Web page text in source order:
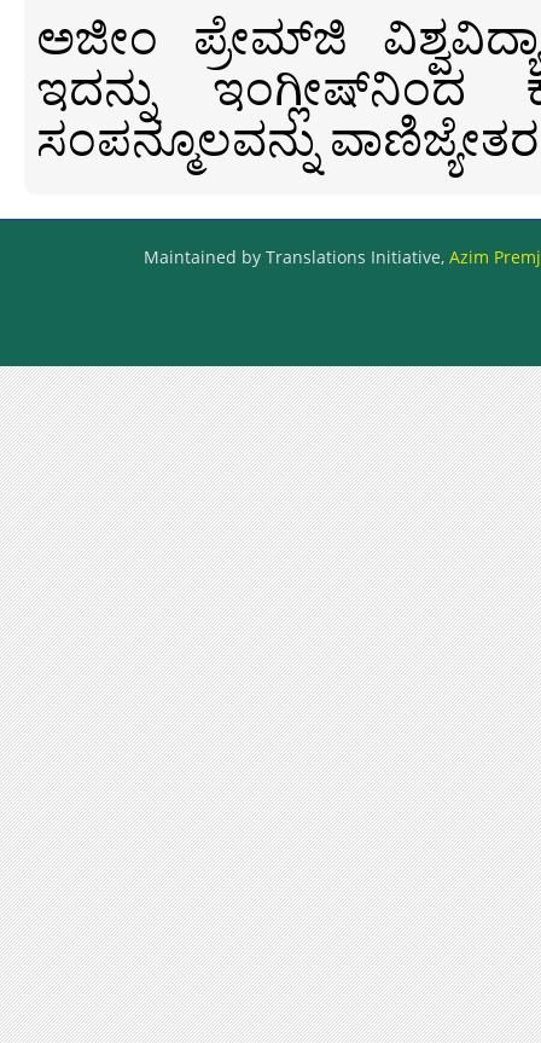
ಅಜೀಂ ಪ್ರೇಮ್‍ಜಿ
ಇದನ್ನು ಇಂಗ್ಲೀಷ್‍ನಿಂದ
ಸಂಪನ್ಮೂಲವನ್ನು
Maintained by Translations Initiative, Azim